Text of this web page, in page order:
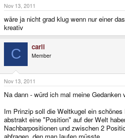
Nov 13, 2011
wäre ja nicht grad klug wenn nur einer
kreativ
C carli
Member
Nov 13, 2011
Na dann - würd ich mal meine Gedanken
Im Prinzip soll die Weltkugel ein
abstrakt eine "Position" auf der Welt
Nachbarpositionen und zwischen 2
abfragen, den man laufen müsste.